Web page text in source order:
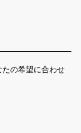
の希望に合わせ